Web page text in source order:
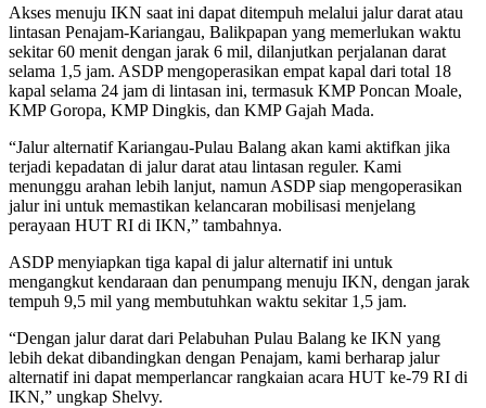
Akses menuju IKN saat ini dapat ditempuh melalui jalur darat atau
lintasan Penajam-Kariangau, Balikpapan yang memerlukan waktu
sekitar 60 menit dengan jarak 6 mil, dilanjutkan perjalanan darat
selama 1,5 jam. ASDP mengoperasikan empat kapal dari total 18
kapal selama 24 jam di lintasan ini, termasuk KMP Poncan Moale,
KMP Goropa, KMP Dingkis, dan KMP Gajah Mada.
“Jalur alternatif Kariangau-Pulau Balang akan kami aktifkan jika
terjadi kepadatan di jalur darat atau lintasan reguler. Kami
menunggu arahan lebih lanjut, namun ASDP siap mengoperasikan
jalur ini untuk memastikan kelancaran mobilisasi menjelang
perayaan HUT RI di IKN,” tambahnya.
ASDP menyiapkan tiga kapal di jalur alternatif ini untuk
mengangkut kendaraan dan penumpang menuju IKN, dengan jarak
tempuh 9,5 mil yang membutuhkan waktu sekitar 1,5 jam.
“Dengan jalur darat dari Pelabuhan Pulau Balang ke IKN yang
lebih dekat dibandingkan dengan Penajam, kami berharap jalur
alternatif ini dapat memperlancar rangkaian acara HUT ke-79 RI di
IKN,” ungkap Shelvy.